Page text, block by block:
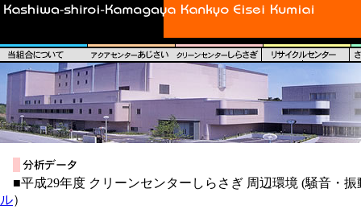
■平成29年度 クリーンセンターしらさぎ 周辺環境 (騒音・
ル）